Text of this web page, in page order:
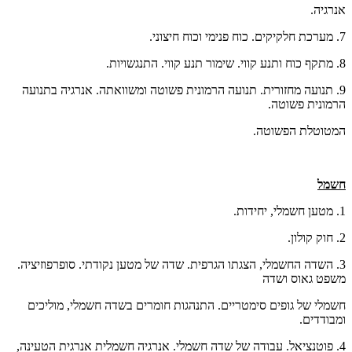
אנרגיה.
7. מערכת חלקיקים. כוח פנימי וכוח חיצוני.
8. מתקף כוח ותנע קווי. שימור תנע קווי. התנגשויות.
9. תנועה מחזורית. תנועה הרמונית פשוטה ומשוואתה. אנרגיה בתנועה
הרמונית פשוטה.
המטוטלת הפשוטה.
חשמל
1. מטען חשמלי, יחידות.
2. חוק קולון.
3. השדה החשמלי, הצגתו הגרפית. שדה של מטען נקודתי. סופרפוזיציה.
משפט גאוס ושדה
חשמלי של גופים סימטריים. התנהגות חומרים בשדה חשמלי, מוליכים
ומבודדים.
4. פוטנציאל. עבודה של שדה חשמלי. אנרגיה חשמלית אנרגית הטעינה,